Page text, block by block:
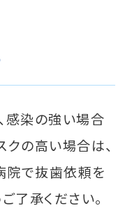
感染の強い場合
の高い場合は、
で抜歯依頼を
了承ください。